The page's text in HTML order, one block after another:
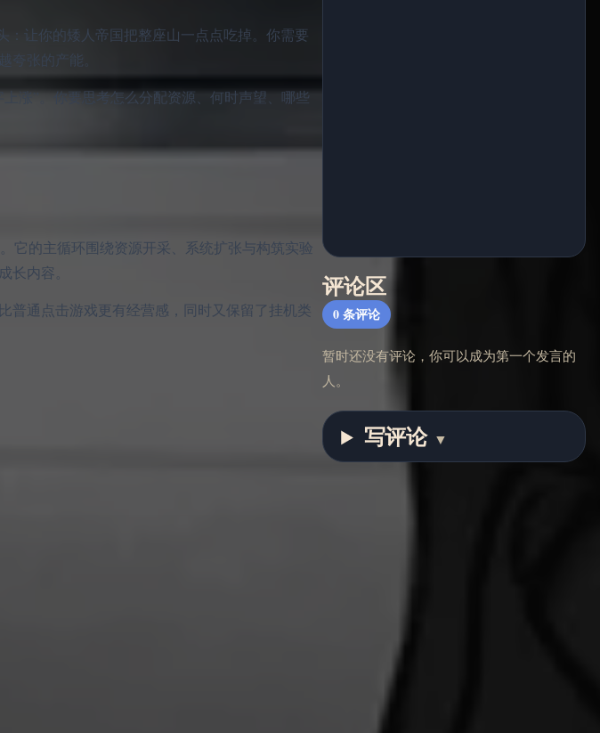
：让你的矮人帝国把整座山一点点吃掉。你需要
夸张的产能。
涨”。你要思考怎么分配资源、何时声望、哪些
它的主循环围绕资源开采、系统扩张与构筑实验
内容。
普通点击游戏更有经营感，同时又保留了挂机类
评论区
0 条评论
暂时还没有评论，你可以成为第一个发言的
人。
写评论 ▼